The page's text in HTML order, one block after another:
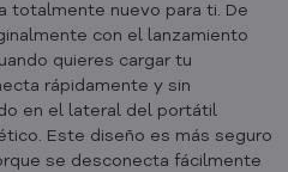
totalmente nuevo para ti. De
con el lanzamiento
quieres cargar tu
rápidamente y sin
en el lateral del portátil
Este diseño es más seguro
se desconecta fácilmente